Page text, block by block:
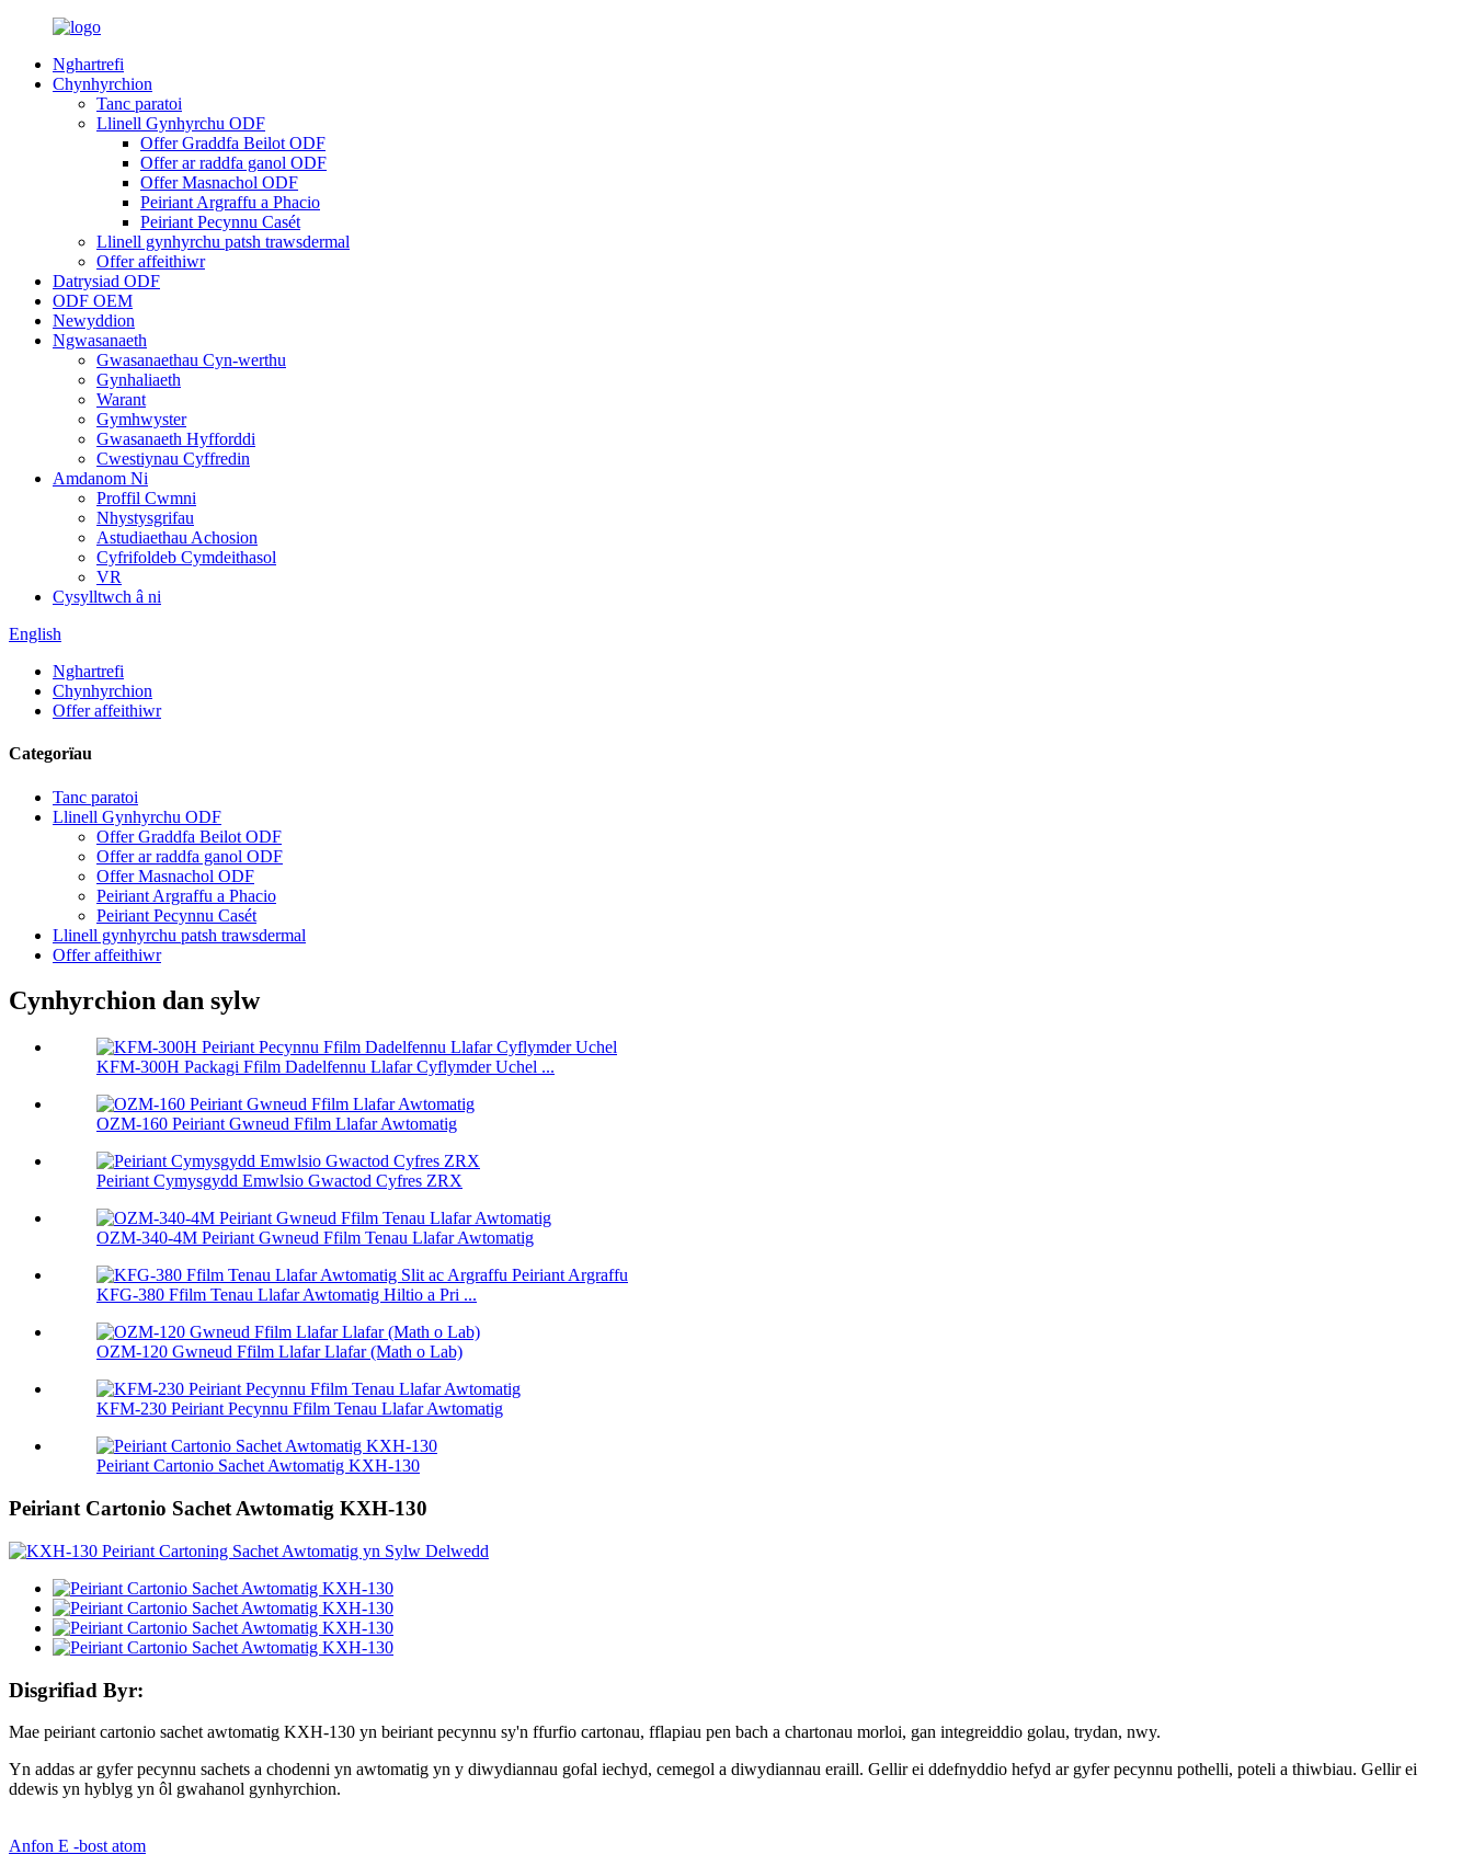
Nghartrefi
Chynhyrchion
Tanc paratoi
Llinell Gynhyrchu ODF
Offer Graddfa Beilot ODF
Offer ar raddfa ganol ODF
Offer Masnachol ODF
Peiriant Argraffu a Phacio
Peiriant Pecynnu Casét
Llinell gynhyrchu patsh trawsdermal
Offer affeithiwr
Datrysiad ODF
ODF OEM
Newyddion
Ngwasanaeth
Gwasanaethau Cyn-werthu
Gynhaliaeth
Warant
Gymhwyster
Gwasanaeth Hyfforddi
Cwestiynau Cyffredin
Amdanom Ni
Proffil Cwmni
Nhystysgrifau
Astudiaethau Achosion
Cyfrifoldeb Cymdeithasol
VR
Cysylltwch â ni
English
Nghartrefi
Chynhyrchion
Offer affeithiwr
Categorïau
Tanc paratoi
Llinell Gynhyrchu ODF
Offer Graddfa Beilot ODF
Offer ar raddfa ganol ODF
Offer Masnachol ODF
Peiriant Argraffu a Phacio
Peiriant Pecynnu Casét
Llinell gynhyrchu patsh trawsdermal
Offer affeithiwr
Cynhyrchion dan sylw
KFM-300H Packagi Ffilm Dadelfennu Llafar Cyflymder Uchel ...
OZM-160 Peiriant Gwneud Ffilm Llafar Awtomatig
Peiriant Cymysgydd Emwlsio Gwactod Cyfres ZRX
OZM-340-4M Peiriant Gwneud Ffilm Tenau Llafar Awtomatig
KFG-380 Ffilm Tenau Llafar Awtomatig Hiltio a Pri ...
OZM-120 Gwneud Ffilm Llafar Llafar (Math o Lab)
KFM-230 Peiriant Pecynnu Ffilm Tenau Llafar Awtomatig
Peiriant Cartonio Sachet Awtomatig KXH-130
Peiriant Cartonio Sachet Awtomatig KXH-130
Disgrifiad Byr:
Mae peiriant cartonio sachet awtomatig KXH-130 yn beiriant pecynnu sy'n ffurfio cartonau, fflapiau pen bach a chartonau morloi, gan integreiddio golau, trydan, nwy.
Yn addas ar gyfer pecynnu sachets a chodenni yn awtomatig yn y diwydiannau gofal iechyd, cemegol a diwydiannau eraill. Gellir ei ddefnyddio hefyd ar gyfer pecynnu pothelli, poteli a thiwbiau. Gellir ei
ddewis yn hyblyg yn ôl gwahanol gynhyrchion.
Anfon E -bost atom